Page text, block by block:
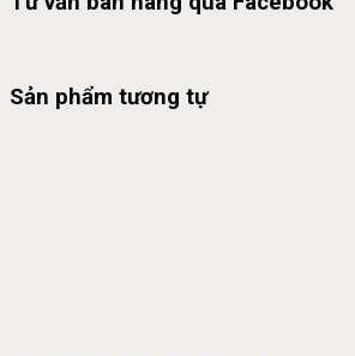
Sản phẩm tương tự